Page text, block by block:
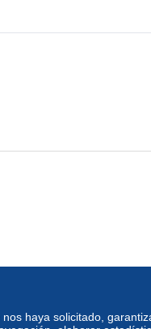
haya solicitado,